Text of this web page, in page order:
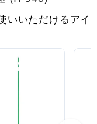
いいただけるアイ